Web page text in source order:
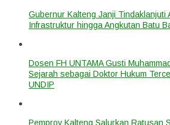
Gubernur Kalteng Janji Tindaklanjuti
Infrastruktur hingga Angkutan Batu
Dosen FH UNTAMA Gusti
Sejarah sebagai Doktor Hukum
UNDIP
Pemprov Kalteng Salurkan Ratusan